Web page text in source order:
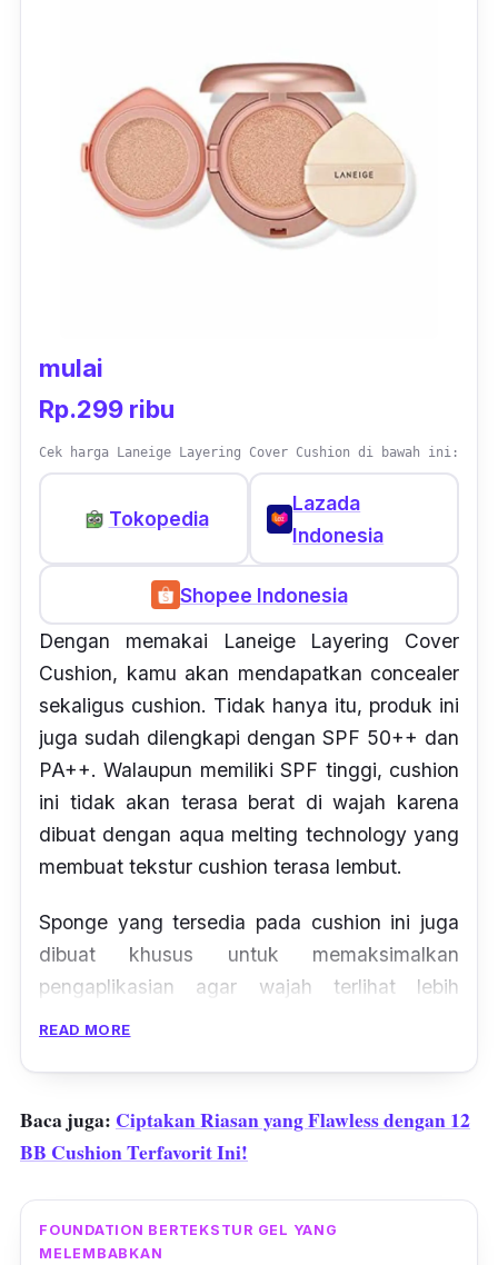
mulai
Rp.299 ribu
Cek harga Laneige Layering Cover Cushion di bawah ini:
Tokopedia
Lazada
Indonesia
Shopee Indonesia
Dengan memakai Laneige Layering Cover
Cushion, kamu akan mendapatkan concealer
sekaligus cushion. Tidak hanya itu, produk ini
juga sudah dilengkapi dengan SPF 50++ dan
PA++. Walaupun memiliki SPF tinggi, cushion
ini tidak akan terasa berat di wajah karena
dibuat dengan aqua melting technologyyang
membuat tekstur cushion terasa lembut.
Sponge yang tersedia pada cushion ini juga
dibuat khusus untuk memaksimalkan
pengaplikasian agar wajah terlihat lebih
cushionini tidak tersedia untuk pemilik kulit
sawo matang atau gelap.
READ MORE
Baca juga: Ciptakan Riasan yang Flawless dengan 12
BB Cushion Terfavorit Ini!
FOUNDATION BERTEKSTUR GEL YANG
MELEMBABKAN